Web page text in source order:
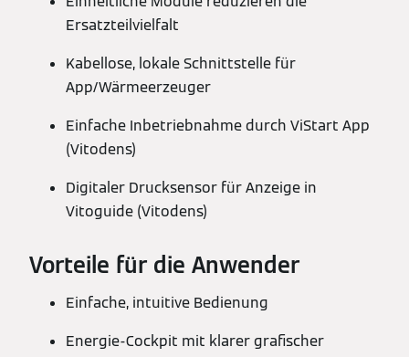
Ersatzteilvielfalt
Kabellose, lokale Schnittstelle für
App/Wärmeerzeuger
Einfache Inbetriebnahme durch ViStart App
(Vitodens)
Digitaler Drucksensor für Anzeige in
Vitoguide (Vitodens)
Vorteile für die Anwender
Einfache, intuitive Bedienung
Energie-Cockpit mit klarer grafischer